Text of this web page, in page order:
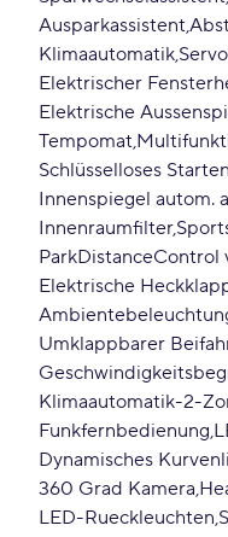
Ausparkassistent
Klimaautomatik
Elektrischer
Elektrische
Tempomat
Schlüsselloses Starten
Innenspiegel autom.
Innenraumfilter
ParkDistanceControl
Elektrische
Umklappbarer
Klimaautomatik-2-
Funkfernbedienung
Dynamisches
360 Grad Kamera
LED-Rueckleuchten